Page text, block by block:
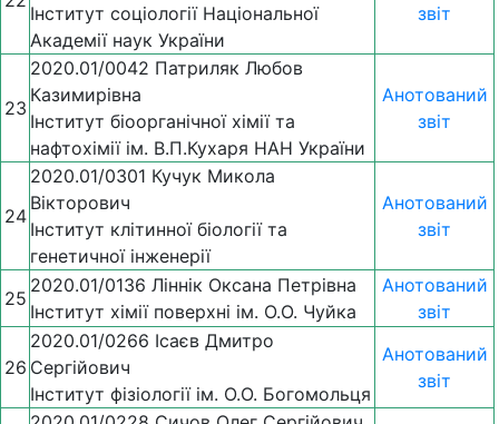
Інститут соціології Національної
Академії наук України
звіт
23
2020.01/0042 Патриляк Любов
Казимирівна
Інститут біоорганічної хімії та
нафтохімії ім. В.П.Кухаря НАН України
Анотований
звіт
24
2020.01/0301 Кучук Микола
Вікторович
Інститут клітинної біології та
генетичної інженерії
Анотований
звіт
25
2020.01/0136 Ліннік Оксана Петрівна
Інститут хімії поверхні ім. О.О. Чуйка
Анотований
звіт
26
2020.01/0266 Ісаєв Дмитро
Сергійович
Інститут фізіології ім. О.О. Богомольця
Анотований
звіт